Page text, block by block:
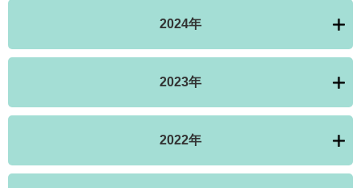
2024年
2023年
2022年